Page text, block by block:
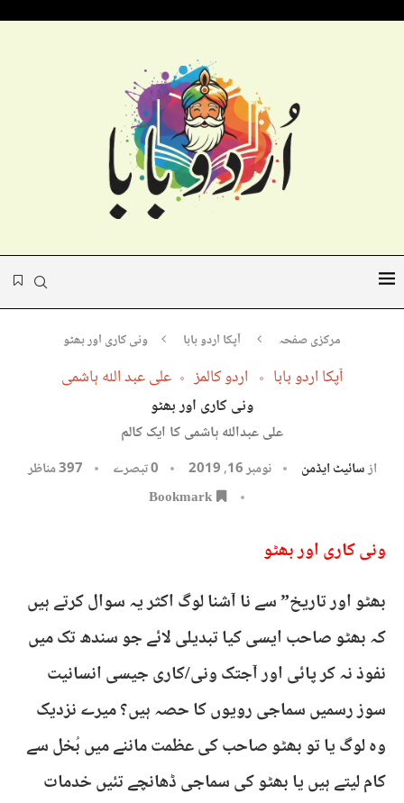
مرکزی صفحہ آپکا اردو بابا ونی کاری اور بھٹو
آپکا اردو بابا اردو کالمز علی عبد اللہ ہاشمی
ونی کاری اور بھٹو
علی عبداللہ ہاشمی کا ایک کالم
ازسائیٹ ایڈمن نومبر 16, 2019 0 تبصرے 397مناظر
Bookmark
ونی کاری اور بھٹو
بھٹو اور تاریخ” سے نا آشنا لوگ اکثر یہ سوال کرتے ہیں
کہ بھٹو صاحب ایسی کیا تبدیلی لائے جو سندھ تک میں
نفوذ نہ کر پائی اور آجتک ونی/کاری جیسی انسانیت
سوز رسمیں سماجی رویوں کا حصہ ہیں؟ میرے نزدیک
وہ لوگ یا تو بھٹو صاحب کی عظمت ماننے میں بُخل سے
کام لیتے ہیں یا بھٹو کی سماجی ڈھانچے تئیں خدمات